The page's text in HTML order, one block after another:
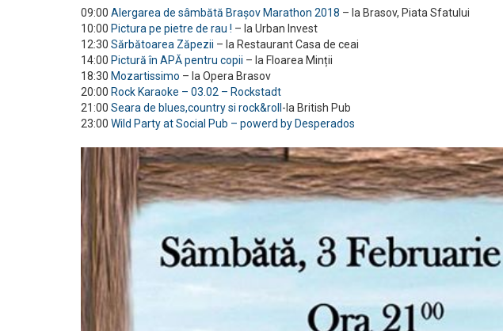
09:00 Alergarea de sâmbătă Brașov Marathon 2018 – la Brasov, Piata Sfatului
10:00 Pictura pe pietre de rau ! – la Urban Invest
12:30 Sărbătoarea Zăpezii – la Restaurant Casa de ceai
14:00 Pictură în APĂ pentru copii – la Floarea Minții
18:30 Mozartissimo – la Opera Brasov
20:00 Rock Karaoke – 03.02 – Rockstadt
21:00 Seara de blues,country si rock&roll -la British Pub
23:00 Wild Party at Social Pub – powerd by Desperados